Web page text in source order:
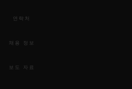
연락처
채용 정보
보도 자료